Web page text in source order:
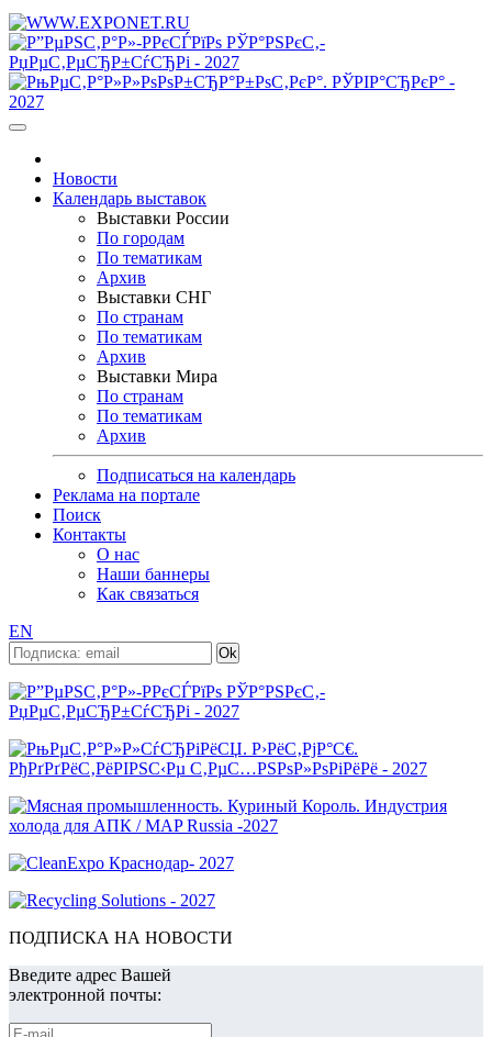
Новости
Календарь выставок
Выставки России
По городам
По тематикам
Архив
Выставки СНГ
По странам
По тематикам
Архив
Выставки Мира
По странам
По тематикам
Архив
Подписаться на календарь
Реклама на портале
Поиск
Контакты
О нас
Наши баннеры
Как связаться
EN
ПОДПИСКА НА НОВОСТИ
Введите адрес Вашей
электронной почты: